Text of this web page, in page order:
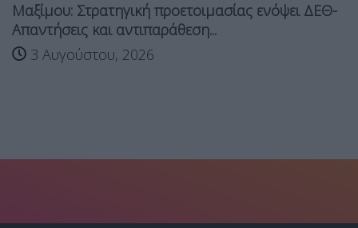
Μαξίμου: Στρατηγική προετοιμασίας ενόψει ΔΕΘ-
Απαντήσεις και αντιπαράθεση...
3 Αυγούστου, 2026